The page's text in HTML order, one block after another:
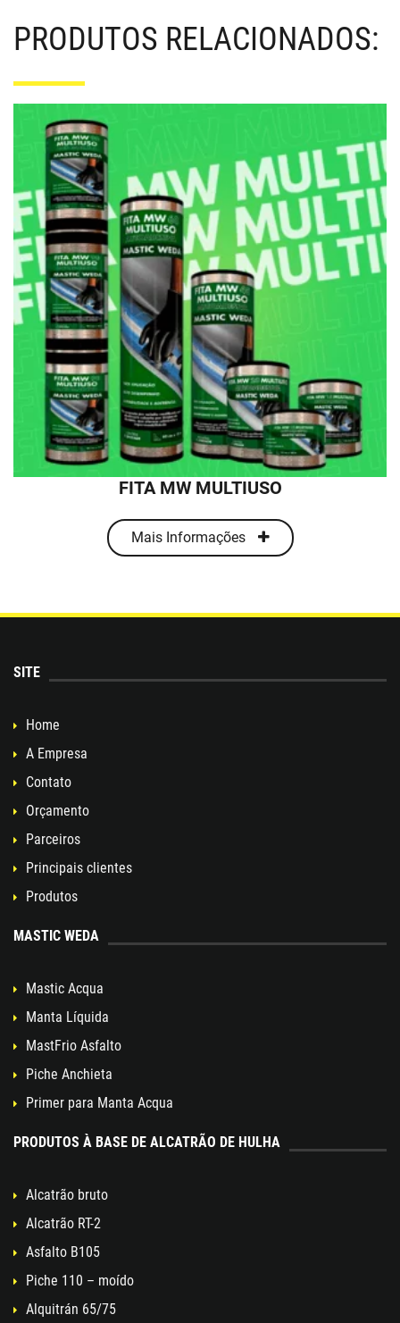
PRODUTOS RELACIONADOS:
FITA MW MULTIUSO
Mais Informações
SITE
Home
A Empresa
Contato
Orçamento
Parceiros
Principais clientes
Produtos
MASTIC WEDA
Mastic Acqua
Manta Líquida
MastFrio Asfalto
Piche Anchieta
Primer para Manta Acqua
PRODUTOS À BASE DE ALCATRÃO DE HULHA
Alcatrão bruto
Alcatrão RT-2
Asfalto B105
Piche 110 – moído
Alquitrán 65/75